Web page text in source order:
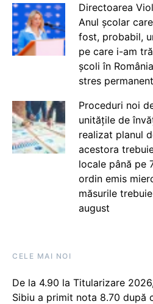
Directoarea
Anul școlar
fost, probabil,
pe care i-am
școli în
stres
Proceduri noi
unitățile de
realizat planul
acestora
locale până pe
ordin emis
măsurile
august
CELE MAI NOI
De la 4.90 la Titularizare
Sibiu a primit nota 8.70 după